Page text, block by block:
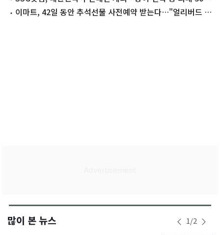
할인이마트, 42일 동안 추석선물 사전예약 받는다…"얼리버드 수
많이 본 뉴스 1/2